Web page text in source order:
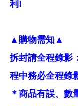
利!
▲購物需知▲
拆封請全程錄影
程中務必全程錄
＊商品有誤、數